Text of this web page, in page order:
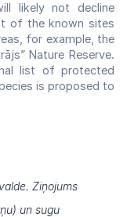
likely not decline
of the known sites
for example, the
Nature Reserve.
list of protected
is proposed to
Ziņojums
un sugu